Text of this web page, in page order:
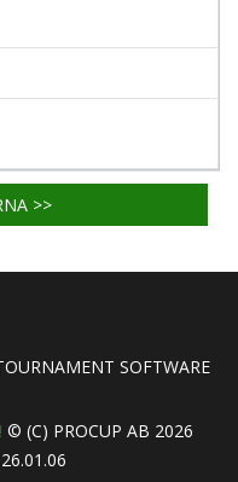
>>
SOFTWARE
© (C) PROCUP AB 2026